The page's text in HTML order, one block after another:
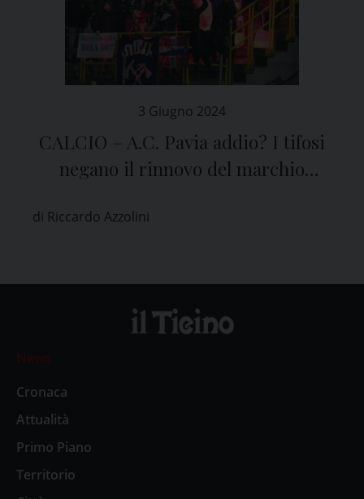
3 Giugno 2024
CALCIO – A.C. Pavia addio? I tifosi
negano il rinnovo del marchio
di Riccardo Azzolini
News
Cronaca
Attualità
Primo Piano
Territorio